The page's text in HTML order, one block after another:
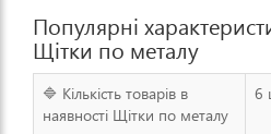
Популярні
Щітки по металу
🔷 Кількість товарів в
наявності Щітки по металу
6